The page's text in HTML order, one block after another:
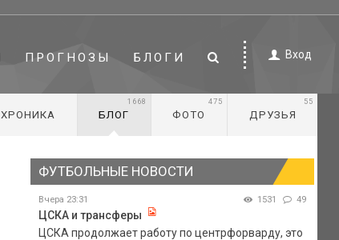
ПРОГНОЗЫ БЛОГИ Вход
ХРОНИКА БЛОГ
1668
ФОТО
475
ДРУЗЬЯ
55
ФУТБОЛЬНЫЕ НОВОСТИ
Вчера 23:31 1531 49
ЦСКА и трансферы
ЦСКА продолжает работу по центрфорварду, это